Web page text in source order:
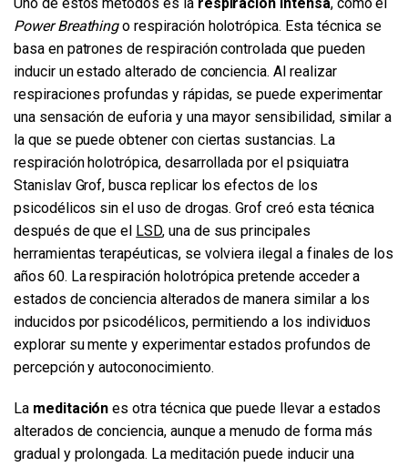
Power Breathingo respiración holotrópica. Esta técnica se
basa en patrones de respiración controlada que pueden
inducir un estado alterado de conciencia. Al realizar
respiraciones profundas y rápidas, se puede experimentar
una sensación de euforia y una mayor sensibilidad, similar a
la que se puede obtener con ciertas sustancias. La
respiración holotrópica, desarrollada por el psiquiatra
Stanislav Grof, busca replicar los efectos de los
psicodélicos sin el uso de drogas. Grof creó esta técnica
después de que el LSD, una de sus principales
herramientas terapéuticas, se volviera ilegal a finales de los
años 60. La respiración holotrópica pretende acceder a
estados de conciencia alterados de manera similar a los
inducidos por psicodélicos, permitiendo a los individuos
explorar su mente y experimentar estados profundos de
percepción y autoconocimiento.
La meditación es otra técnica que puede llevar a estados
alterados de conciencia, aunque a menudo de forma más
gradual y prolongada. La meditación puede inducir una